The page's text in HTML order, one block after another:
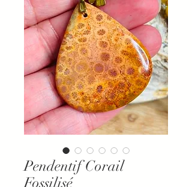
Pendentif Corail
Fossilisé